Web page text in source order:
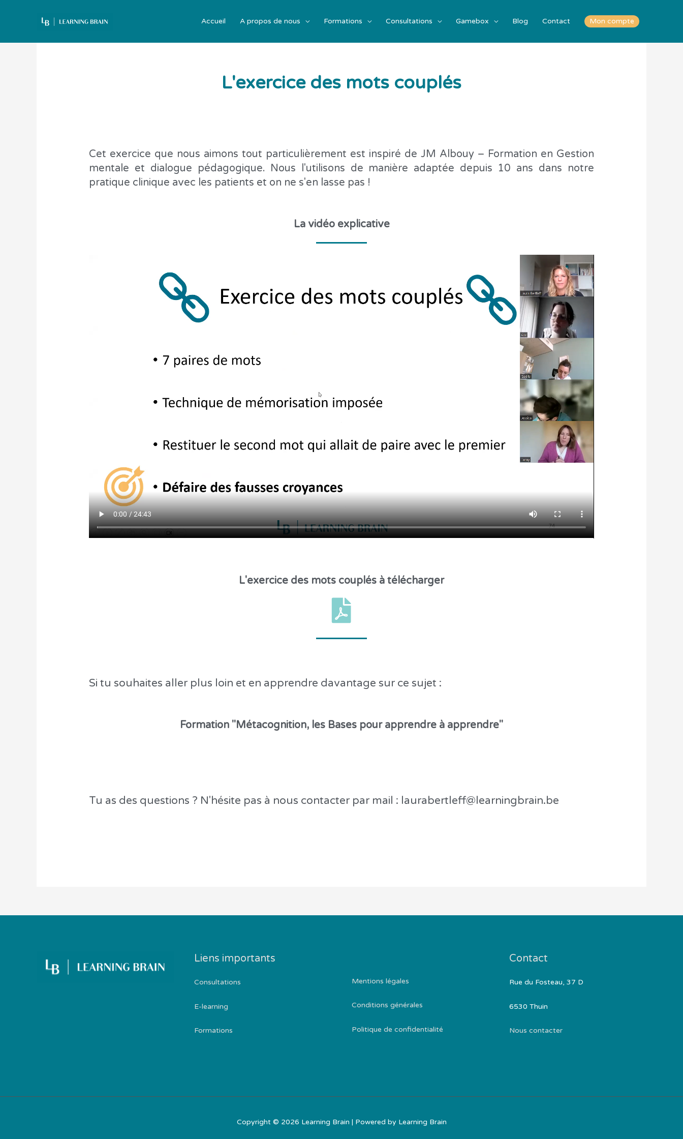
Accueil A propos de nous Formations Consultations Gamebox Blog Contact Mon compte
L'exercice des mots couplés
Cet exercice que nous aimons tout particulièrement est inspiré de JM Albouy – Formation en Gestion
mentale et dialogue pédagogique. Nous l'utilisons de manière adaptée depuis 10 ans dans notre
pratique clinique avec les patients et on ne s'en lasse pas !
La vidéo explicative
L'exercice des mots couplés à télécharger
Si tu souhaites aller plus loin et en apprendre davantage sur ce sujet :
Formation "Métacognition, les Bases pour apprendre à apprendre"
Tu as des questions ? N'hésite pas à nous contacter par mail : laurabertleff@learningbrain.be
Liens importants
Consultations
E-learning
Formations
Mentions légales
Conditions générales
Politique de confidentialité
Contact
Rue du Fosteau, 37 D
6530 Thuin
Nous contacter
Copyright © 2026 Learning Brain | Powered by Learning Brain